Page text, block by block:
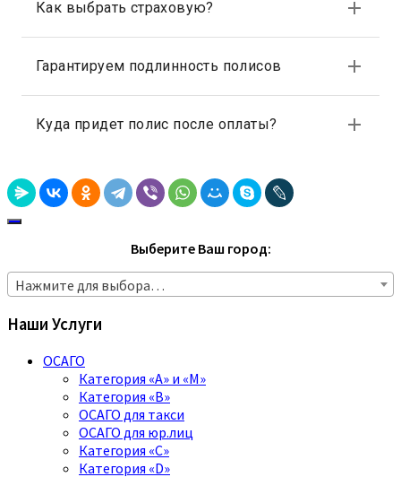
Выберите Ваш город:
Нажмите для выбора…
Наши Услуги
ОСАГО
Категория «A» и «M»
Категория «B»
ОСАГО для такси
ОСАГО для юр.лиц
Категория «C»
Категория «D»